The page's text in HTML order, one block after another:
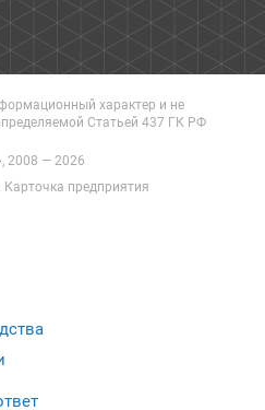
характер и не
Статьей 437 ГК РФ
2008 — 2026
Карточка предприятия